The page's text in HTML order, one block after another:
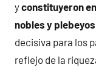
yconstituyeron
nobles y plebeyos
decisiva para los
reflejo de la